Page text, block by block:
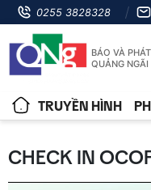
0255 3828328
BÁO VÀ
QUẢNG NGÃI
TRUYỀN HÌNH
CHECK IN